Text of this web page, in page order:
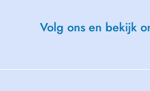
Volg ons en bekijk